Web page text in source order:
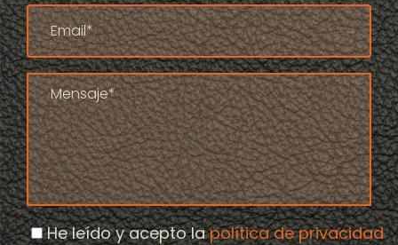
He leído y acepto lapolítica de privacidad